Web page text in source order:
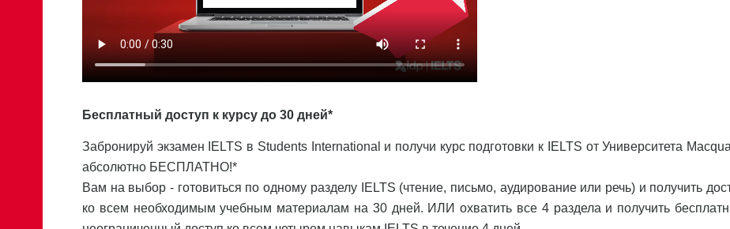
Бесплатный доступ к курсу до 30 дней*
Забронируй экзамен IELTS в Students International и получи курс подготовки к IELTS от Университета
абсолютно БЕСПЛАТНО!*
Вам на выбор - готовиться по одному разделу IELTS (чтение, письмо, аудирование или речь) и получить
ко всем необходимым учебным материалам на 30 дней. ИЛИ охватить все 4 раздела и получить